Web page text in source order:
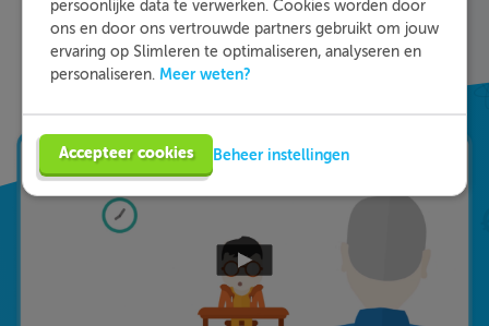
ieder fout gegeven antwoord direct een heldere
uitleg hoe je de vraag het beste kunt oplossen.
Zo leer je sneller en effectiever; dat is pas
persoonlijke data te verwerken. Cookies worden door
ons en door ons vertrouwde partners gebruikt om jouw
ervaring op Slimleren te optimaliseren, analyseren en
personaliseren. Meer weten?
Accepteer cookies Beheer instellingen